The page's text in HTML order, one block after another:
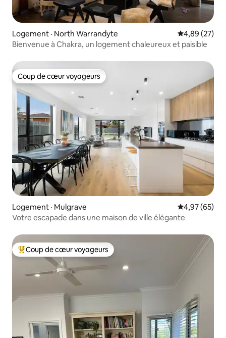
Logement · North Warrandyte Note
4,89 (27)
Bienvenue à Chakra, un logement chaleureux et paisible
Coup de cœur voyageurs
Coup de cœur voyageurs
Logement · Mulgrave Note
4,97 (65)
Votre escapade dans une maison de ville élégante
Coup de cœur voyageurs parmi les plus aimés
Coup de cœur voyageurs